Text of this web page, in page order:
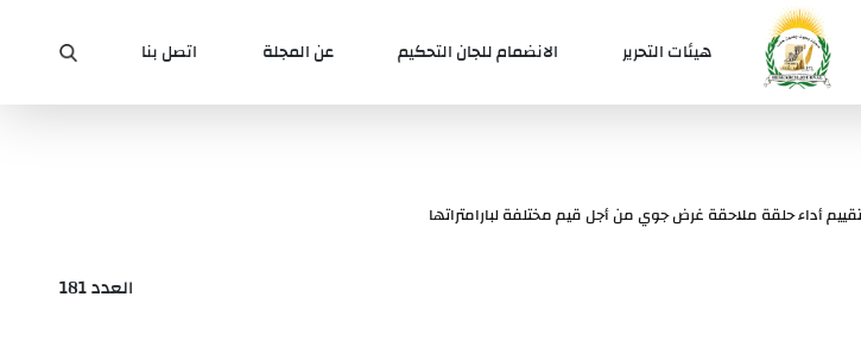
هيئات التحرير الانضمام للجان التحكيم عن المجلة اتصل بنا
أداء حلقة ملاحقة غرض جوي من أجل قيم مختلفة لبارامتراتها
العدد 181